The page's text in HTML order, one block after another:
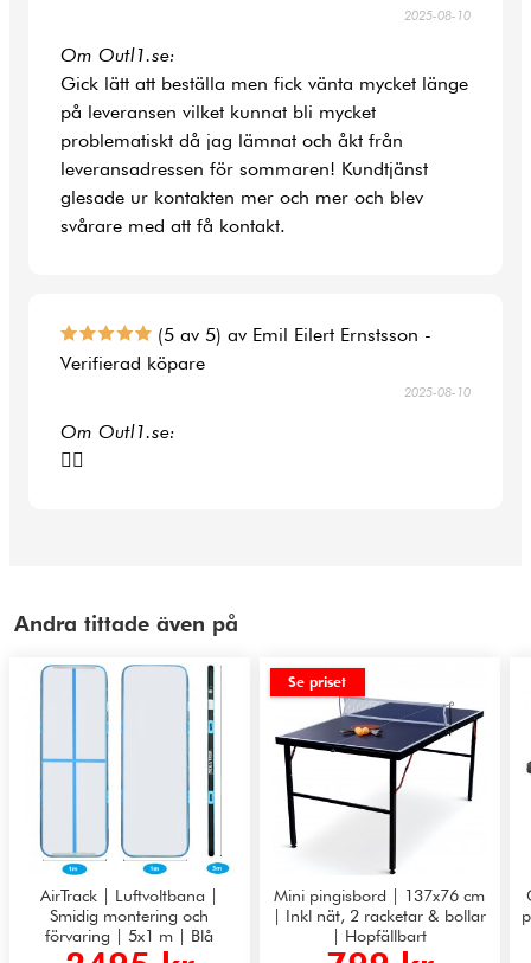
2025-08-10
Om Outl1.se:
Gick lätt att beställa men fick vänta mycket länge
på leveransen vilket kunnat bli mycket
problematiskt då jag lämnat och åkt från
leveransadressen för sommaren! Kundtjänst
glesade ur kontakten mer och mer och blev
svårare med att få kontakt.
(5 av 5) av Emil Eilert Ernstsson -
Verifierad köpare
2025-08-10
Om Outl1.se:
👍🏻
Andra tittade även på
AirTrack | Luftvoltbana |
Smidig montering och
förvaring | 5x1 m | Blå
Se priset
Mini pingisbord | 137x76 cm
| Inkl nät, 2 racketar & bollar
| Hopfällbart